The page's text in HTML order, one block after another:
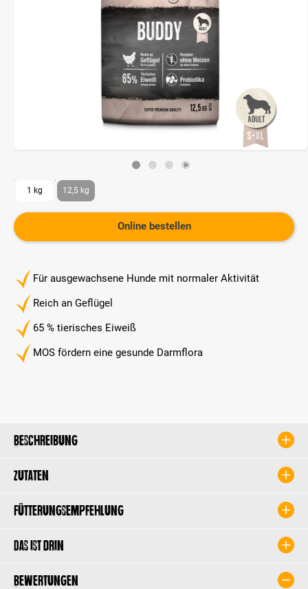
Für ausgewachsene Hunde mit normaler Aktivität
Reich an Geflügel
65 % tierisches Eiweiß
MOS fördern eine gesunde Darmflora
1 kg 12,5 kg
Online bestellen
Beschreibung
Zutaten
Fütterungsempfehlung
Das ist drin
Bewertungen